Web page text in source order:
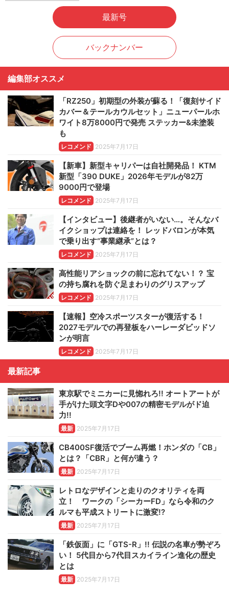
最新号
バックナンバー
編集部オススメ
「RZ250」初期型の外装が蘇る！「復刻サイド
カバー＆テールカウルセット」ニューパールホ
ワイト8万8000円で発売 ステッカー&未塗装
も
レコメンド 2025年7月17日
【新車】新型キャリパーは自社開発品！ KTM
新型「390 DUKE」2026年モデルが82万
9000円で登場
レコメンド 2025年7月17日
【インタビュー】後継者がいない…。そんなバ
イクショップは連絡を！ レッドバロンが本気
で乗り出す“事業継承”とは？
レコメンド 2025年7月17日
高性能リアショックの前に忘れてない！？ 宝
の持ち腐れを防ぐ足まわりのグリスアップ
レコメンド 2025年7月17日
【速報】空冷スポーツスターが復活する！
2027モデルでの再登板をハーレーダビッドソ
ンが明言
レコメンド 2025年7月17日
最新記事
東京駅でミニカーに見惚れろ!! オートアートが
手がけた頭文字Dや007の精密モデルがド迫
力!!
最新 2025年7月17日
CB400SF復活でブーム再燃！ホンダの「CB」
とは？「CBR」と何が違う？
最新 2025年7月17日
レトロなデザインと走りのクオリティを両
立！ ワークの「シーカーFD」なら令和のク
ルマも平成ストリートに激変!?
最新 2025年7月17日
「鉄仮面」に「GTS-R」!! 伝説の名車が勢ぞろ
い！ 5代目から7代目スカイライン進化の歴史
とは
最新 2025年7月17日